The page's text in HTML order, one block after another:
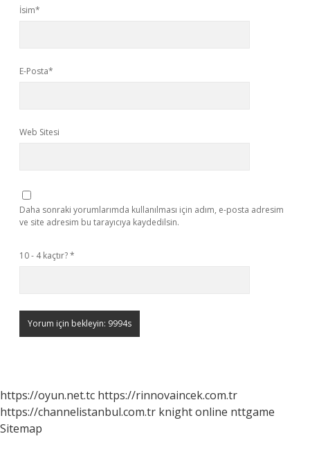
İsim*
E-Posta*
Web Sitesi
Daha sonraki yorumlarımda kullanılması için adım, e-posta adresim
ve site adresim bu tarayıcıya kaydedilsin.
10 - 4 kaçtır?*
https://oyun.net.tc https://rinnovaincek.com.tr
https://channelistanbul.com.tr knight online nttgame
Sitemap